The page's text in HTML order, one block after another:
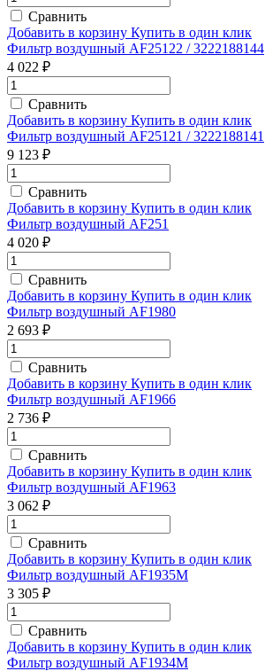
Сравнить
Добавить в корзину Купить в один клик
Фильтр воздушный AF25122 / 3222188144
4 022 ₽
Сравнить
Добавить в корзину Купить в один клик
Фильтр воздушный AF25121 / 3222188141
9 123 ₽
Сравнить
Добавить в корзину Купить в один клик
Фильтр воздушный AF251
4 020 ₽
Сравнить
Добавить в корзину Купить в один клик
Фильтр воздушный AF1980
2 693 ₽
Сравнить
Добавить в корзину Купить в один клик
Фильтр воздушный AF1966
2 736 ₽
Сравнить
Добавить в корзину Купить в один клик
Фильтр воздушный AF1963
3 062 ₽
Сравнить
Добавить в корзину Купить в один клик
Фильтр воздушный AF1935M
3 305 ₽
Сравнить
Добавить в корзину Купить в один клик
Фильтр воздушный AF1934M